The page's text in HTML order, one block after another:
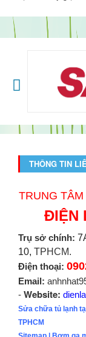
THÔNG TIN
TRUNG
ĐIỆN
Trụ sở chính:
10, TPHCM.
Điện thoại:
Email:
- Website:
Sửa chữa tủ lạnh
TPHCM